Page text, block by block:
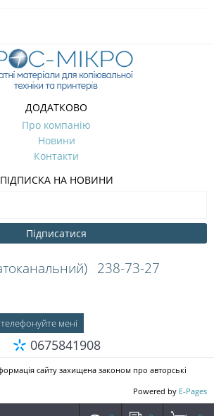
ДОДАТКОВО
Про компанію
Новини
Контакти
ПІДПИСКА НА НОВИНИ
Підписатися
238-73-27
0675841908
сайту захищена законом про авторські
Powered by E-Pages